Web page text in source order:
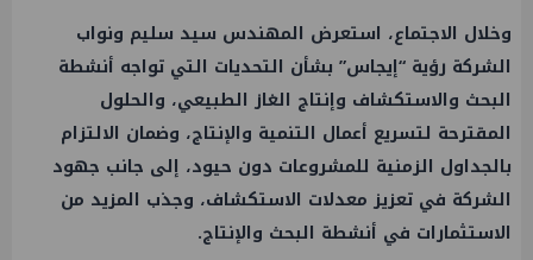
وخلال الاجتماع، استعرض المهندس سيد سليم ونواب
الشركة رؤية “إيجاس” بشأن التحديات التي تواجه أنشطة
البحث والاستكشاف وإنتاج الغاز الطبيعي، والحلول
المقترحة لتسريع أعمال التنمية والإنتاج، وضمان الالتزام
بالجداول الزمنية للمشروعات دون حيود، إلى جانب جهود
الشركة في تعزيز معدلات الاستكشاف، وجذب المزيد من
الاستثمارات في أنشطة البحث والإنتاج.